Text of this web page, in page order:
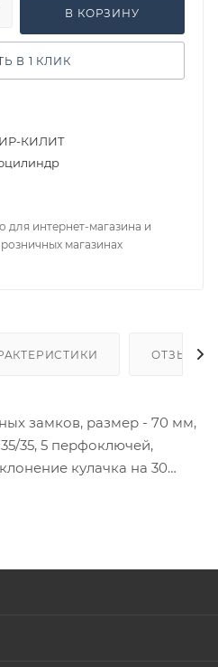
В КОРЗИНУ
В 1 КЛИК
КИЛИТ
для интернет-магазина и
магазинах
ОТЗЫВЫ
замков, размер - 70 мм,
35, 5 перфоключей,
кулачка на 30
оптовыми и